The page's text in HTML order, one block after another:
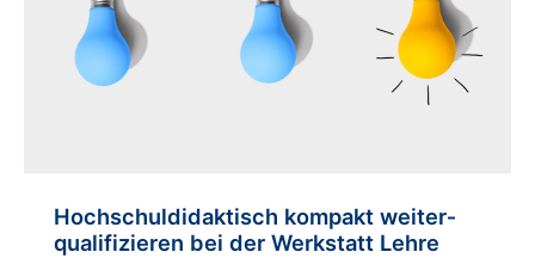
Hochschul­didaktisch kompakt weiter­
qualifizieren bei der Werkstatt Lehre